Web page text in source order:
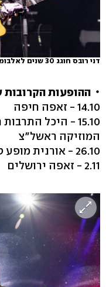
דני רובס חוגג 30 שנים לאלבומו "בדרך אל האושר".
ההופעות הקרובות
14.10 - זאפה חיפה
15.10 - היכל
המוזיקה ראשל"צ
26.10 - אורנית מופע טריו
2.11 - זאפה ירושלים